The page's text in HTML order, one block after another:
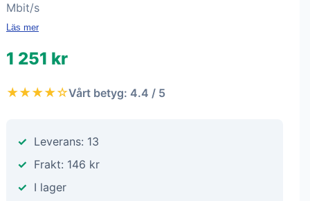
Mbit/s
Läs mer
1 251 kr
★★★★☆Vårt betyg: 4.4 / 5
Leverans: 13
Frakt: 146 kr
I lager